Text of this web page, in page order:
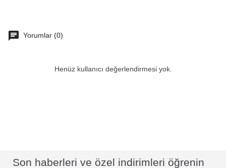
Yorumlar (0)
Henüz kullanıcı değerlendirmesi yok.
Son haberleri ve özel indirimleri öğrenin